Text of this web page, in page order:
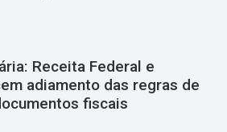
Receita Federal e
adiamento das regras de
fiscais